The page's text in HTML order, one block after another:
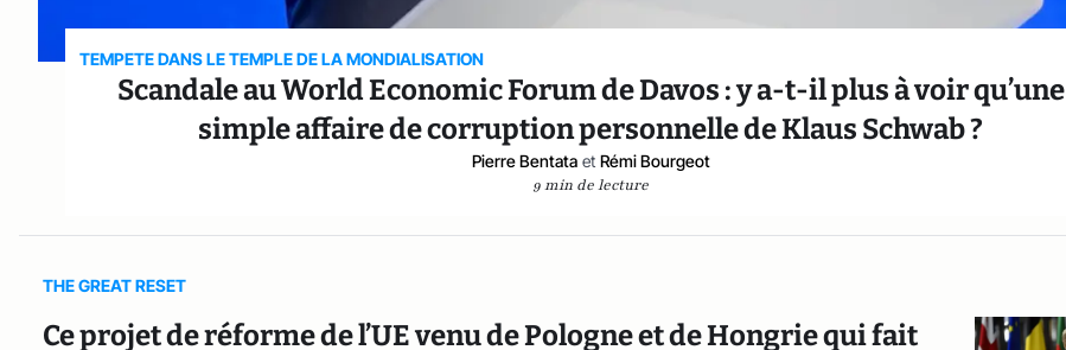
TEMPETE DANS LE TEMPLE DE LA MONDIALISATION
Scandale au World Economic Forum de Davos : y a-t-il plus à voir qu’une
simple affaire de corruption personnelle de Klaus Schwab ?
Pierre Bentata et Rémi Bourgeot
9 min de lecture
THE GREAT RESET
Ce projet de réforme de l’UE venu de Pologne et de Hongrie qui fait